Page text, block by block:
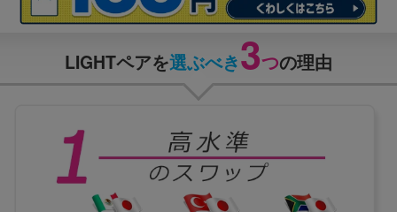
LIGHTペアを選ぶべき3つの理由